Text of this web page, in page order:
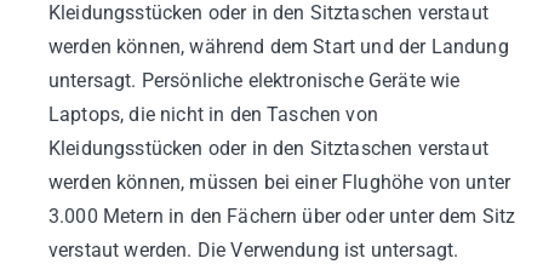
Kleidungsstücken oder in den Sitztaschen verstaut
werden können, während dem Start und der Landung
untersagt. Persönliche elektronische Geräte wie
Laptops, die nicht in den Taschen von
Kleidungsstücken oder in den Sitztaschen verstaut
werden können, müssen bei einer Flughöhe von unter
3.000 Metern in den Fächern über oder unter dem Sitz
verstaut werden. Die Verwendung ist untersagt.